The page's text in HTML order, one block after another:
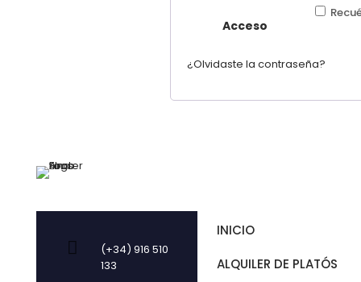
Acceso
¿Olvidaste la contraseña?
(+34) 916 510
133
INICIO
ALQUILER DE PLATÓS